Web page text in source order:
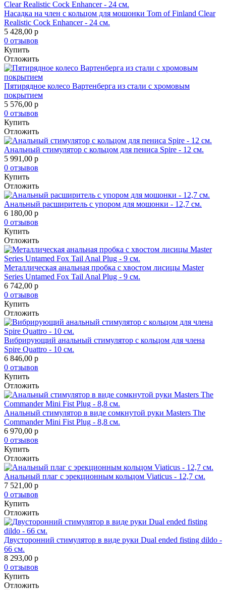
Насадка на член с кольцом для мошонки Tom of Finland Clear
Realistic Cock Enhancer - 24 см.
5 428,00 p
0 отзывов
Купить
Отложить
Пятирядное колесо Вартенберга из стали с хромовым
покрытием
5 576,00 p
0 отзывов
Купить
Отложить
Анальный стимулятор с кольцом для пениса Spire - 12 см.
5 991,00 p
0 отзывов
Купить
Отложить
Анальный расширитель с упором для мошонки - 12,7 см.
6 180,00 p
0 отзывов
Купить
Отложить
Металлическая анальная пробка с хвостом лисицы Master
Series Untamed Fox Tail Anal Plug - 9 см.
6 742,00 p
0 отзывов
Купить
Отложить
Вибрирующий анальный стимулятор с кольцом для члена
Spire Quattro - 10 см.
6 846,00 p
0 отзывов
Купить
Отложить
Анальный стимулятор в виде сомкнутой руки Masters The
Commander Mini Fist Plug - 8,8 см.
6 970,00 p
0 отзывов
Купить
Отложить
Анальный плаг с эрекционным кольцом Viaticus - 12,7 см.
7 521,00 p
0 отзывов
Купить
Отложить
Двусторонний стимулятор в виде руки Dual ended fisting dildo -
66 см.
8 293,00 p
0 отзывов
Купить
Отложить